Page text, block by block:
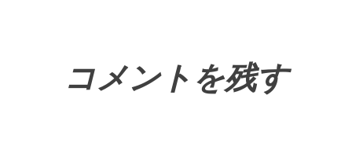
コメントを残す